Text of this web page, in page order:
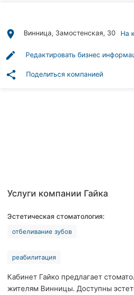
рубрики
Ровно
Киев
place Винница, Замостенская, 30 На
edit Редактировать бизнес
share Поделиться компанией
Услуги компании Гайка
Эстетическая стоматология:
отбеливание зубов
реабилитация
Кабинет Гайко предлагает
жителям Винницы. Доступны